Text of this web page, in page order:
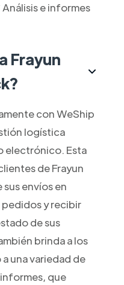
e informes
Frayun
con WeShip
logística
electrónico. Esta
de Frayun
envíos en
y recibir
de sus
brinda a los
una variedad de
que